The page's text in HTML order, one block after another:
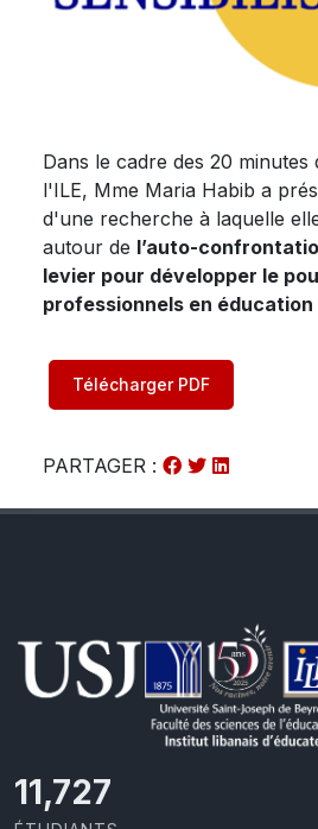
Dans le cadre des 20 minutes
l'ILE, Mme Maria Habib a
d'une recherche à laquelle
autour de l’auto-
levier pour développer le
professionnels en
Télécharger PDF
PARTAGER :
11,727